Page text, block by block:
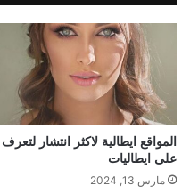
المواقع ايطالية لاكثر انتشار لتعرف
على ايطاليات
مارس 13, 2024